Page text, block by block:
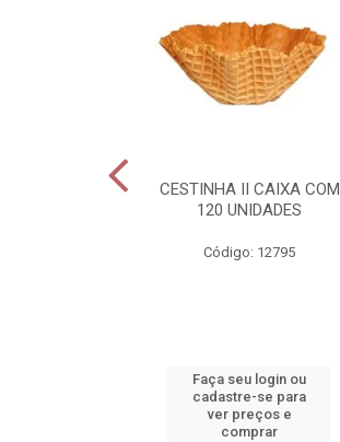
CESTINHA II CAIXA COM
120 UNIDADES
Código: 12795
Faça seu login ou
cadastre-se para
ver preços e
comprar